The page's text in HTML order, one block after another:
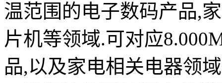
温范围的电子数码产品,
片机等领域.可对应
品,以及家电相关电器领